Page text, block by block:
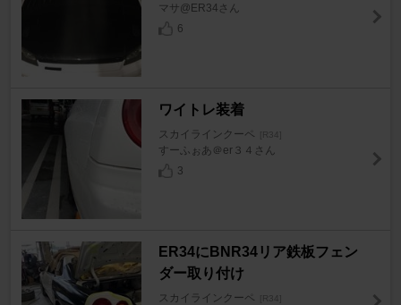
マサ@ER34さん
6
ワイトレ装着
スカイラインクーペ [R34]
すーふぉあ＠er３４さん
3
ER34にBNR34リア鉄板フェン
ダー取り付け
スカイラインクーペ [R34]